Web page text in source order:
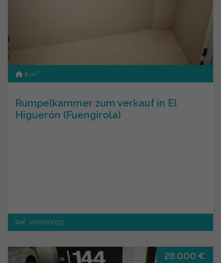
8 m2
Rumpelkammer zum verkauf in El
Higuerón (Fuengirola)
Ref. JA06906D1
28.000 €